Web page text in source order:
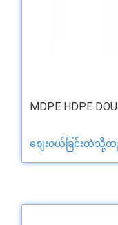
MDPE HDPE
စျေးဝယ်ခြင်းထဲ